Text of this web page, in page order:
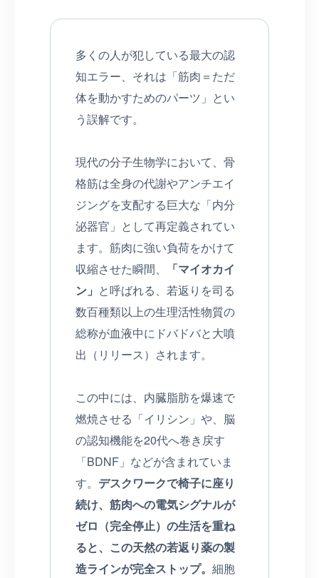
多くの人が犯している最大の認
知エラー、それは「筋肉＝ただ
体を動かすためのパーツ」とい
う誤解です。
現代の分子生物学において、骨
格筋は全身の代謝やアンチエイ
ジングを支配する巨大な「内分
泌器官」として再定義されてい
ます。筋肉に強い負荷をかけて
収縮させた瞬間、
「マイオカイ
ン」 と呼ばれる、若返りを司る
数百種類以上の生理活性物質の
総称が血液中にドバドバと大噴
出（リリース）されます。
この中には、内臓脂肪を爆速で
燃焼させる「イリシン」や、脳
の認知機能を20代へ巻き戻す
「BDNF」などが含まれていま
す。 デスクワークで椅子に座り
続け、筋肉への電気シグナルが
ゼロ（完全停止）の生活を重ね
ると、この天然の若返り薬の製
造ラインが完全ストップ。 細胞